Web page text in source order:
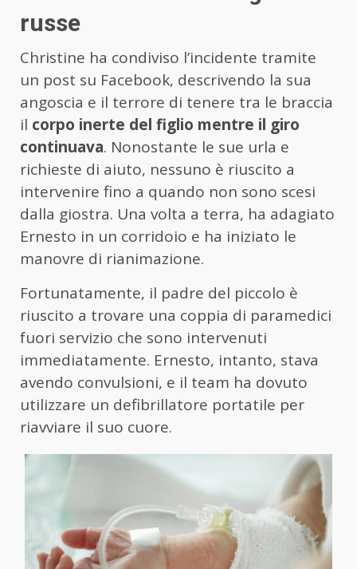
russe
Christine ha condiviso l’incidente tramite
un post su Facebook, descrivendo la sua
angoscia e il terrore di tenere tra le braccia
il corpo inerte del figlio mentre il giro
continuava. Nonostante le sue urla e
richieste di aiuto, nessuno è riuscito a
intervenire fino a quando non sono scesi
dalla giostra. Una volta a terra, ha adagiato
Ernesto in un corridoio e ha iniziato le
manovre di rianimazione.
Fortunatamente, il padre del piccolo è
riuscito a trovare una coppia di paramedici
fuori servizio che sono intervenuti
immediatamente. Ernesto, intanto, stava
avendo convulsioni, e il team ha dovuto
utilizzare un defibrillatore portatile per
riavviare il suo cuore.